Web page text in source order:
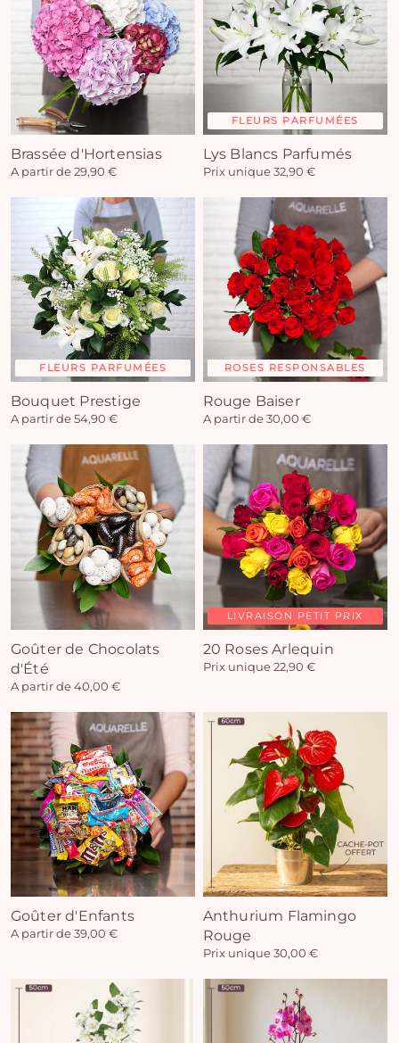
Brassée d'Hortensias
A partir de 29,90 €
FLEURS PARFUMÉES
Lys Blancs Parfumés
Prix unique 32,90 €
FLEURS PARFUMÉES
Bouquet Prestige
A partir de 54,90 €
ROSES RESPONSABLES
Rouge Baiser
A partir de 30,00 €
Goûter de Chocolats
d'Été
A partir de 40,00 €
LIVRAISON PETIT PRIX
20 Roses Arlequin
Prix unique 22,90 €
Goûter d'Enfants
A partir de 39,00 €
Anthurium Flamingo
Rouge
Prix unique 30,00 €